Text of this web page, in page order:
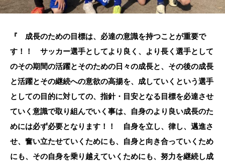
『 成長のための目標は、必達の意識を持つことが重要で
す！！ サッカー選手としてより良く、より長く選手として
のその期間の活躍とそのための日々の成長と、その後の成長
と活躍とその継続への意欲の高揚を、成していくという選手
としての目的に対しての、指針・目安となる目標を必達させ
ていく意識で取り組んでいく事は、自身のより良い成長のた
めには必ず必要となります！！ 自身を立し、律し、邁進さ
せ、奮い立たせていくためにも、自身と向き合っていくため
にも、その自身を乗り越えていくためにも、努力を継続し成